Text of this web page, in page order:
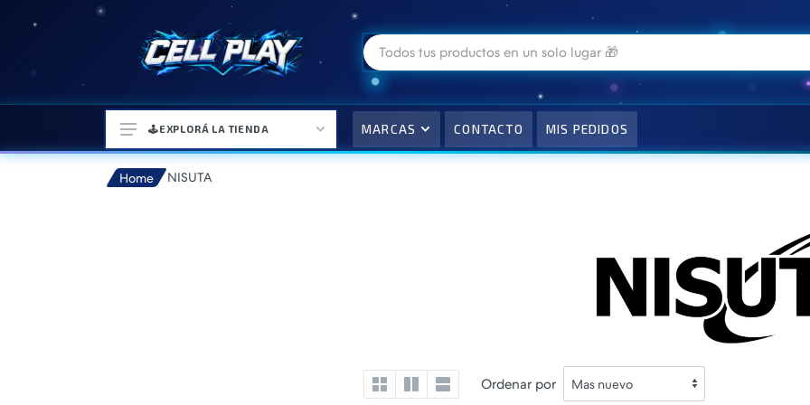
🕹️EXPLORÁ LA TIENDA MARCAS CONTACTO MIS PEDIDOS
Home NISUTA
Ordenar por